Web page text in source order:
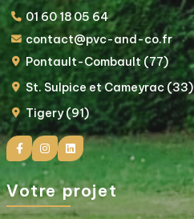
01 60 18 05 64
contact@pvc-and-co.fr
Pontault-Combault (77)
St. Sulpice et Cameyrac (33)
Tigery (91)
Votre projet